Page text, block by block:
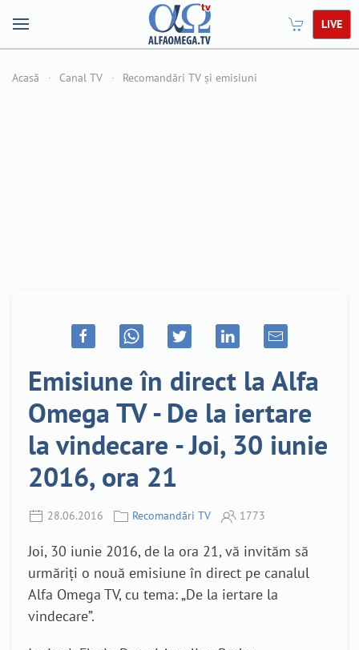
LIVE
Acasă Canal TV Recomandări TV și emisiuni
Emisiune în direct la Alfa
Omega TV - De la iertare
la vindecare - Joi, 30 iunie
2016, ora 21
28.06.2016 Recomandări TV 1773
Joi, 30 iunie 2016, de la ora 21, vă invităm să
urmăriți o nouă emisiune în direct pe canalul
Alfa Omega TV, cu tema: „De la iertare la
vindecare”.